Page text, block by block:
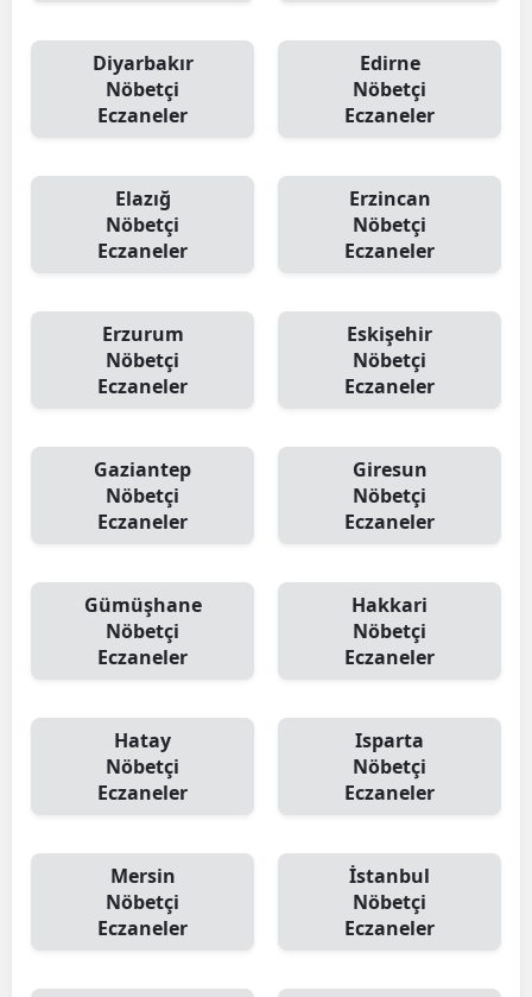
Diyarbakır
Nöbetçi
Eczaneler
Edirne
Nöbetçi
Eczaneler
Elazığ
Nöbetçi
Eczaneler
Erzincan
Nöbetçi
Eczaneler
Erzurum
Nöbetçi
Eczaneler
Eskişehir
Nöbetçi
Eczaneler
Gaziantep
Nöbetçi
Eczaneler
Giresun
Nöbetçi
Eczaneler
Gümüşhane
Nöbetçi
Eczaneler
Hakkari
Nöbetçi
Eczaneler
Hatay
Nöbetçi
Eczaneler
Isparta
Nöbetçi
Eczaneler
Mersin
Nöbetçi
Eczaneler
İstanbul
Nöbetçi
Eczaneler